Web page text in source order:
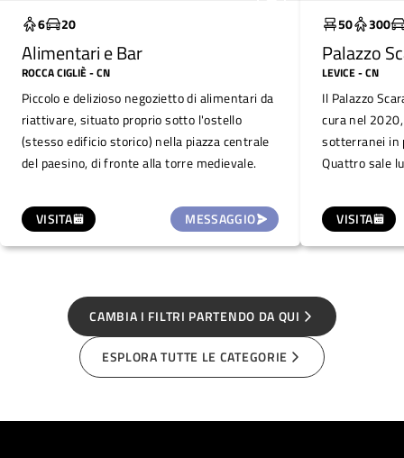
VISITA MESSAGGIO
6 20
Alimentari e Bar
ROCCA CIGLIÈ- CN
Piccolo e delizioso negozietto di alimentari da
riattivare, situato proprio sotto l'ostello
(stesso edificio storico) nella piazza centrale
del paesino, di fronte alla torre medievale.
VISITA
50 300
Palazzo
LEVICE- CN
Il Palazzo
cura nel
sotterranei in
Quattro sale
collegate da
sono
e medi
fascino
CAMBIA I FILTRI PARTENDO DA QUI
ESPLORA TUTTE LE CATEGORIE